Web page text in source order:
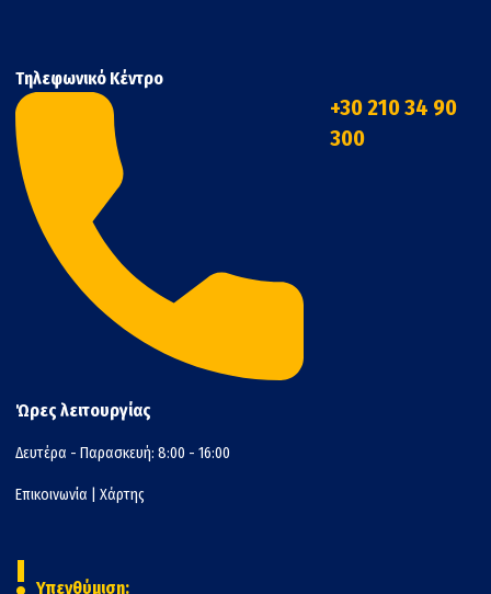
Τηλεφωνικό Κέντρο
+30 210 34 90
300
Ώρες λειτουργίας
Δευτέρα - Παρασκευή: 8:00 - 16:00
Επικοινωνία Χάρτης
! Υπενθύμιση: